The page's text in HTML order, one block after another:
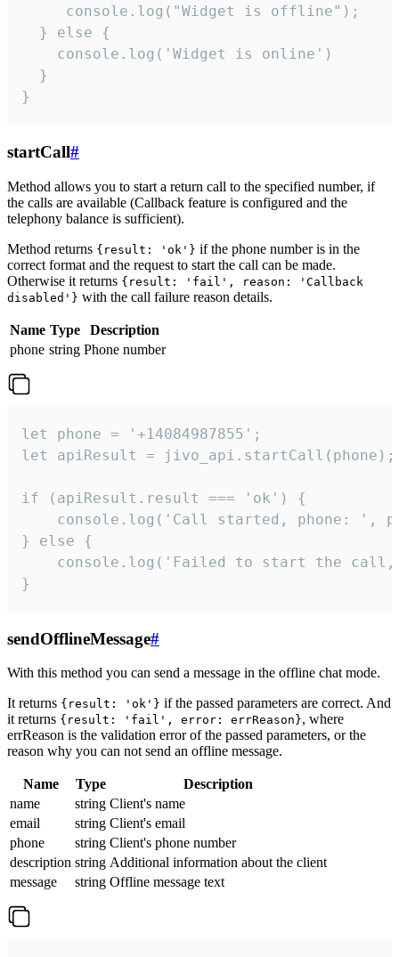
     console.log("Widget is offline");
  } else {
    console.log('Widget is online')
  }
}
startCall#
Method allows you to start a return call to the specified number, if
the calls are available (Callback feature is configured and the
telephony balance is sufficient).
Method returns {result: 'ok'} if the phone number is in the
correct format and the request to start the call can be made.
Otherwise it returns {result: 'fail', reason: 'Callback
disabled'} with the call failure reason details.
Name Type
Description
phone string Phone number
let phone = '+14084987855';
let apiResult = jivo_api.startCall(phone);
if (apiResult.result === 'ok') {
console.log('Call started, phone: ',
} else {
console.log('Failed to start the
}
sendOfflineMessage#
With this method you can send a message in the offline chat mode.
It returns {result: 'ok'} if the passed parameters are correct. And
it returns {result: 'fail', error: errReason}, where
errReason is the validation error of the passed parameters, or the
reason why you can not send an offline message.
Name Type
Description
name
string Client's name
email
string Client's email
phone
string Client's phone number
description string Additional information about the client
message
string Offline message text